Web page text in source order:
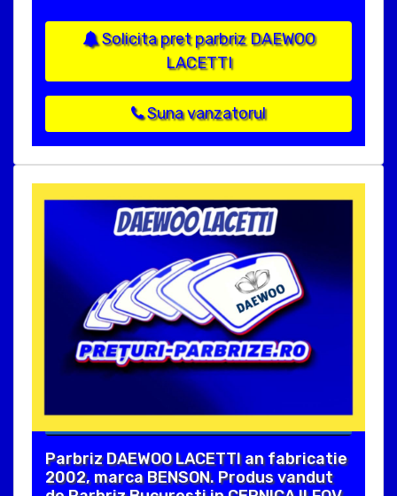
Solicita pret parbriz DAEWOO
LACETTI
Suna vanzatorul
Parbriz DAEWOO LACETTI an fabricatie
2002, marca BENSON. Produs vandut